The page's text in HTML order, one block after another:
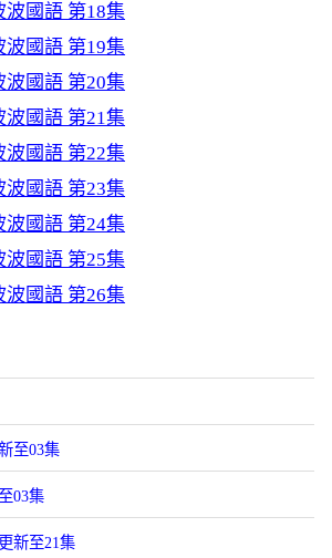
國語 第18集
國語 第19集
國語 第20集
國語 第21集
國語 第22集
國語 第23集
國語 第24集
國語 第25集
國語 第26集
至03集
03集
新至21集